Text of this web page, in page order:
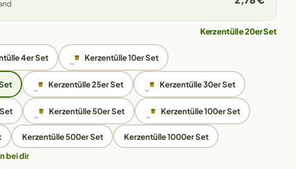
Kerzentülle 20er Set
4er Set Kerzentülle 10er Set
Kerzentülle 25er Set Kerzentülle 30er Set
Kerzentülle 50er Set Kerzentülle 100er Set
Kerzentülle 500er Set
Kerzentülle 1000er Set
bei dir